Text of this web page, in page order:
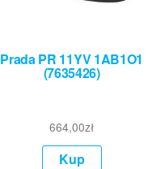
Prada PR 11YV 1AB1O1
(7635426)
664,00zł
Kup